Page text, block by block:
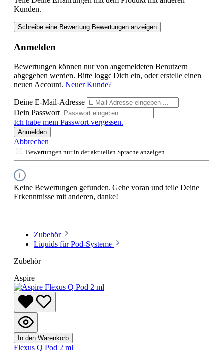
Kunden.
Schreibe eine Bewertung Bewertungen anzeigen
Anmelden
Bewertungen können nur von angemeldeten Benutzern
abgegeben werden. Bitte logge Dich ein, oder erstelle einen
neuen Account. Neuer Kunde?
Deine E-Mail-Adresse
Dein Passwort
Ich habe mein Passwort vergessen.
Anmelden
Abbrechen
Bewertungen nur in der aktuellen Sprache anzeigen.
Keine Bewertungen gefunden. Gehe voran und teile Deine
Erkenntnisse mit anderen, danke!
Zubehör
Liquids für Pod-Systeme
Zubehör
Aspire
In den Warenkorb
Flexus Q Pod 2 ml